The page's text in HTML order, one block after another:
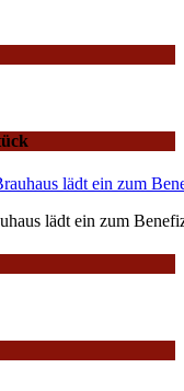
lädt ein zum